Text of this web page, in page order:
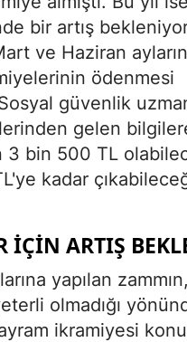
bir artış
ve Haziran
ödenmesi
güvenlik
gelen
3 bin 500 TL
kadar
İÇIN ARTIŞ
yapılan
olmadığı
ikramiyesi